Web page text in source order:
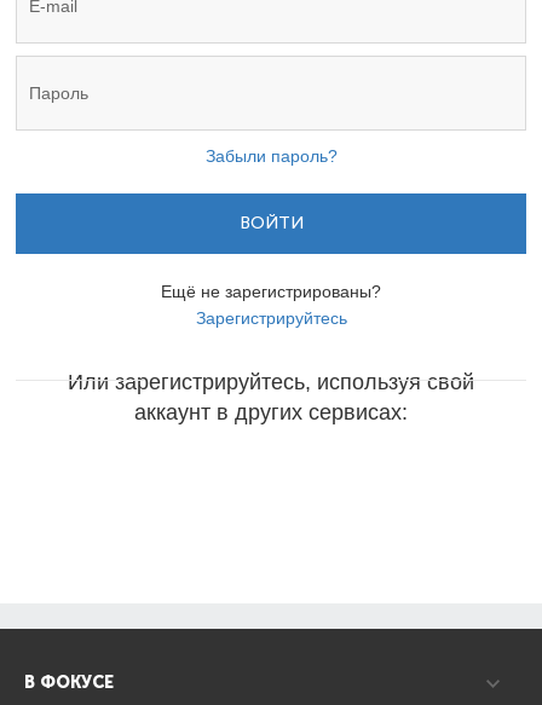
Забыли пароль?
ВОЙТИ
Ещё не зарегистрированы?
Зарегистрируйтесь
Или зарегистрируйтесь, используя свой
аккаунт в других сервисах:
В ФОКУСЕ